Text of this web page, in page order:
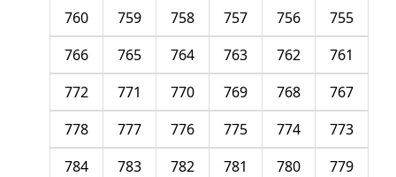
755
756
757
758
759
760
761
762
763
764
765
766
767
768
769
770
771
772
773
774
775
776
777
778
779
780
781
782
783
784